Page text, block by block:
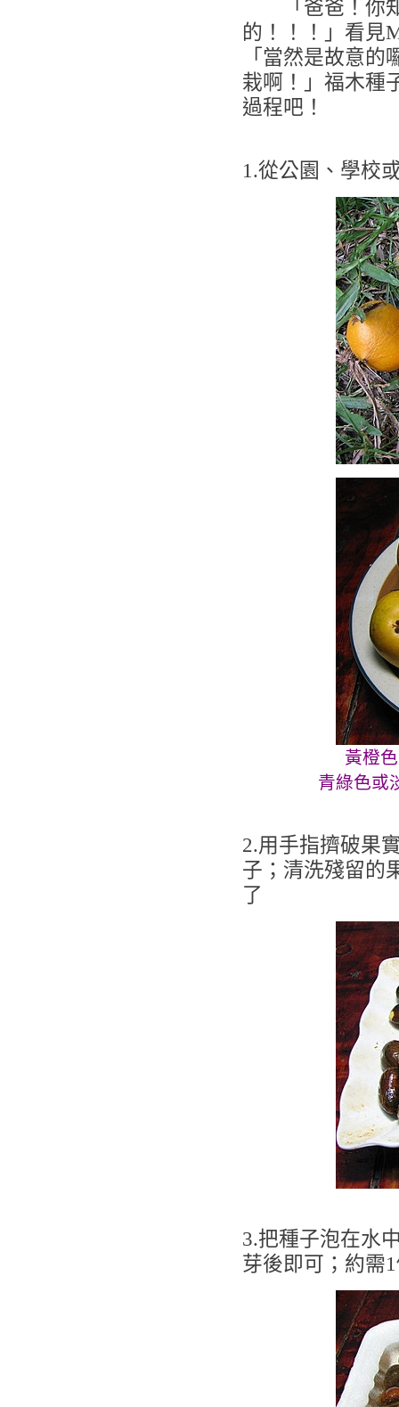
「爸爸！你知
的！！！」看見
「當然是故意
栽啊！」福木種
過程吧！
1.從公園、學校
黃橙
青綠色或
2.用手指擠破果
子；清洗殘留的
了
3.把種子泡在水
芽後即可；約需